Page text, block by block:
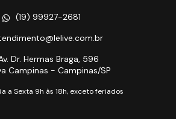
(19) 99927-2681
Dr. Hermas Braga, 596
Campinas - Campinas/SP
a Sexta 9h às 18h, exceto feriados